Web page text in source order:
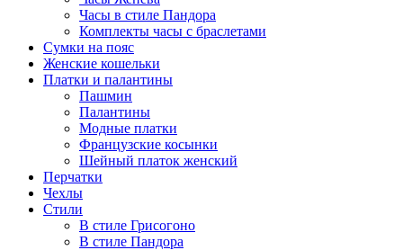
Часы в стиле Пандора
Комплекты часы с браслетами
Сумки на пояс
Женские кошельки
Платки и палантины
Пашмин
Палантины
Модные платки
Французские косынки
Шейный платок женский
Перчатки
Чехлы
Стили
В стиле Грисогоно
В стиле Пандора